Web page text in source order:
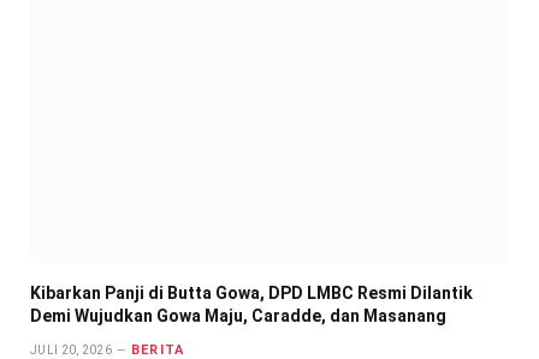
Kibarkan Panji di Butta Gowa, DPD LMBC Resmi Dilantik
Demi Wujudkan Gowa Maju, Caradde, dan Masanang
JULI 20, 2026 BERITA